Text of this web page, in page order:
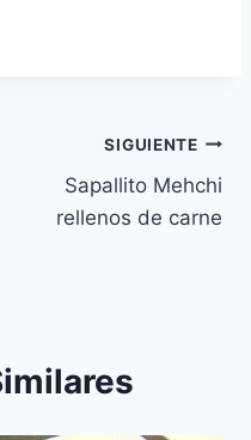
SIGUIENTE
Sapallito Mehchi
rellenos de carne